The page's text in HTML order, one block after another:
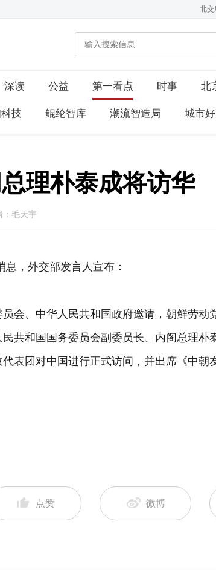
北交
深读 公益 第一看点 时事 北
技 鲲纶智库 潮流智造局 城市
理朴泰成将访华
：毛天宇
，外交部发言人宣布：
会、中华人民共和国政府邀请，朝鲜劳动
民共和国国务委员会副委员长、内阁总理朴
表团对中国进行正式访问，并出席《中朝
点赞 微博